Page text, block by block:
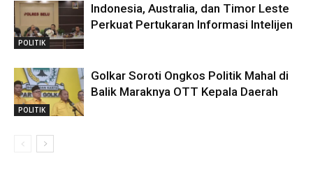
POLITIK
Indonesia, Australia, dan Timor Leste
Perkuat Pertukaran Informasi Intelijen
POLITIK
Golkar Soroti Ongkos Politik Mahal di
Balik Maraknya OTT Kepala Daerah